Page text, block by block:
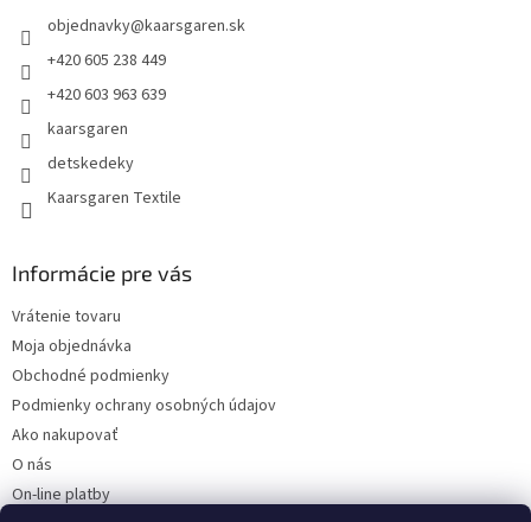
objednavky@kaarsgaren.sk
+420 605 238 449
+420 603 963 639
kaarsgaren
detskedeky
Kaarsgaren Textile
Informácie pre vás
Vrátenie tovaru
Moja objednávka
Obchodné podmienky
Podmienky ochrany osobných údajov
Ako nakupovať
O nás
On-line platby